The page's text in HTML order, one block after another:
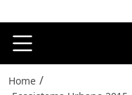
Home /